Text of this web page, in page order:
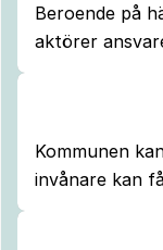
Beroende på
aktörer
Kommunen
invånare kan